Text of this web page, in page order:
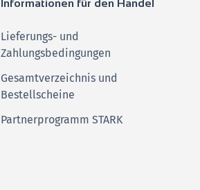
Informationen für den Handel
Lieferungs- und
Zahlungsbedingungen
Gesamtverzeichnis und
Bestellscheine
Partnerprogramm STARK